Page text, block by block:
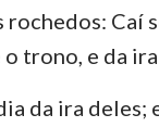
rochedos: Caí
trono, e da
da ira deles;